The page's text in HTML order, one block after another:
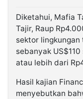
Diketahui, Mafia
Tajir, Raup
sektor lingkungan
sebanyak
atau lebih dari
Hasil kajian
menyebutkan